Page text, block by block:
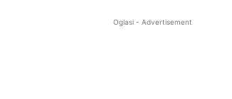
Oglasi - Advertisement